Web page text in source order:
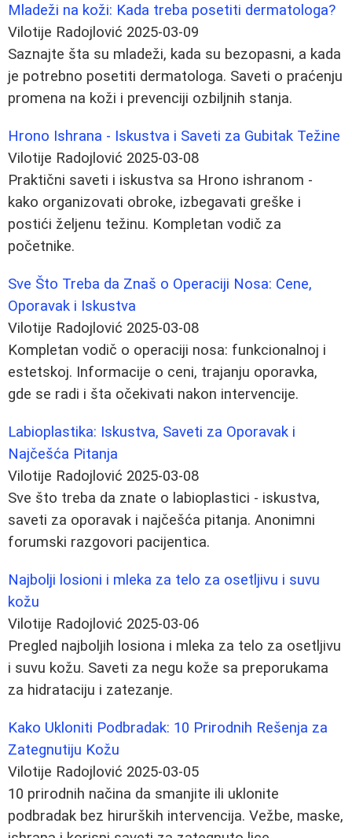
Mladeži na koži: Kada treba posetiti dermatologa?
Vilotije Radojlović 2025-03-09
Saznajte šta su mladeži, kada su bezopasni, a kada
je potrebno posetiti dermatologa. Saveti o praćenju
promena na koži i prevenciji ozbiljnih stanja.
Hrono Ishrana - Iskustva i Saveti za Gubitak Težine
Vilotije Radojlović 2025-03-08
Praktični saveti i iskustva sa Hrono ishranom -
kako organizovati obroke, izbegavati greške i
postići željenu težinu. Kompletan vodič za
početnike.
Sve Što Treba da Znaš o Operaciji Nosa: Cene,
Oporavak i Iskustva
Vilotije Radojlović 2025-03-08
Kompletan vodič o operaciji nosa: funkcionalnoj i
estetskoj. Informacije o ceni, trajanju oporavka,
gde se radi i šta očekivati nakon intervencije.
Labioplastika: Iskustva, Saveti za Oporavak i
Najčešća Pitanja
Vilotije Radojlović 2025-03-08
Sve što treba da znate o labioplastici - iskustva,
saveti za oporavak i najčešća pitanja. Anonimni
forumski razgovori pacijentica.
Najbolji losioni i mleka za telo za osetljivu i suvu
kožu
Vilotije Radojlović 2025-03-06
Pregled najboljih losiona i mleka za telo za osetljivu
i suvu kožu. Saveti za negu kože sa preporukama
za hidrataciju i zatezanje.
Kako Ukloniti Podbradak: 10 Prirodnih Rešenja za
Zategnutiju Kožu
Vilotije Radojlović 2025-03-05
10 prirodnih načina da smanjite ili uklonite
podbradak bez hirurških intervencija. Vežbe, maske,